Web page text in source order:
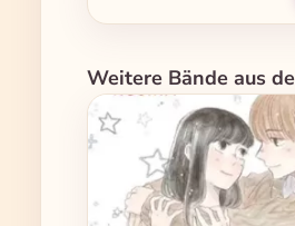
Produktgalerie
Weitere Bände aus